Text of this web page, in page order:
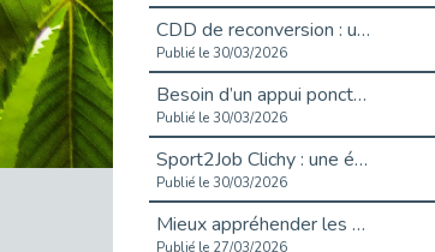
CDD de reconversion : un nouveau contrat pour sécuriser le changement de métier.
Publié le 30/03/2026
Besoin d’un appui ponctuel expertise handicap ?
Publié le 30/03/2026
Sport2Job Clichy : une édition altoséquanaise avec Cap Emploi 92.
Publié le 30/03/2026
Mieux appréhender les enjeux du handicap singulier en entreprise - vidéo
Publié le 27/03/2026